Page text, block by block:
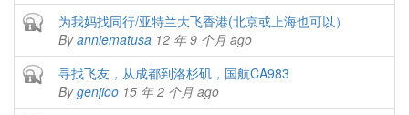
Closed topic为我妈找同行/亚特兰大飞香港(北京或上海也可以）
Byanniematusa 12 年 9 个月 ago
Closed topic寻找飞友，从成都到洛杉矶，国航CA983
Bygenjioo 15 年 2 个月 ago